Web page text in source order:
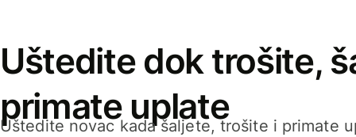
Uštedite dok trošite,
primate uplate
Uštedite novac kada šaljete, trošite i primate